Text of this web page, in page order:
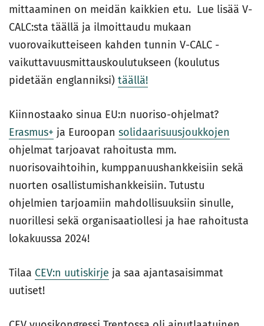
mittaaminen on meidän kaikkien etu. Lue lisää V-
CALC:sta täällä ja ilmoittaudu mukaan
vuorovaikutteiseen kahden tunnin V-CALC -
vaikuttavuusmittauskoulutukseen (koulutus
pidetään englanniksi) täällä!
Kiinnostaako sinua EU:n nuoriso-ohjelmat?
Erasmus+ ja Euroopan solidaarisuusjoukkojen
ohjelmat tarjoavat rahoitusta mm.
nuorisovaihtoihin, kumppanuushankkeisiin sekä
nuorten osallistumishankkeisiin. Tutustu
ohjelmien tarjoamiin mahdollisuuksiin sinulle,
nuorillesi sekä organisaatiollesi ja hae rahoitusta
lokakuussa 2024!
Tilaa CEV:n uutiskirje ja saa ajantasaisimmat
uutiset!